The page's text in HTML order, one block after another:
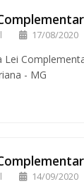
17/08/2020
- MG
14/09/2020